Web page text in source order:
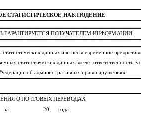
СТАТИСТИЧЕСКОЕ НАБЛЮДЕНИЕ
ГАРАНТИРУЕТСЯ ПОЛУЧАТЕЛЕМ ИНФОРМАЦИИ
данных или несвоевременное
статистических данных влечет ответственность,
об административных правонарушениях
О ПОЧТОВЫХ ПЕРЕВОДАХ
за
20 года